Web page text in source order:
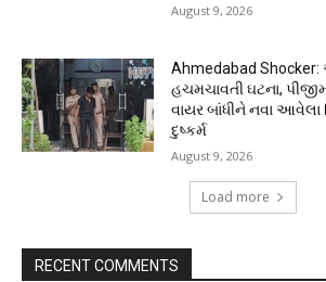
August 9, 2026
Ahmedabad Shocker:
હચમચાવતી ઘટના,
વાયર બાંધીને નવા આવેલા
દુષ્કર્મ
August 9, 2026
Load more
RECENT COMMENTS